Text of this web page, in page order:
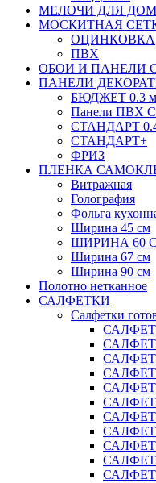
МЕЛОЧИ ДЛЯ
МОСКИТНАЯ
ОЦИНКОВКА
ПВХ
ОБОИ И ПАНЕЛИ
ПАНЕЛИ
БЮДЖЕТ 0.3
Панели ПВХ
СТАНДАРТ
СТАНДАРТ+
ФРИЗ
ПЛЕНКА
Витражная
Голография
Фольга
Ширина 45 см
ШИРИНА 60
Ширина 67 см
Ширина 90 см
Полотно нетканное
САЛФЕТКИ
Салфетки